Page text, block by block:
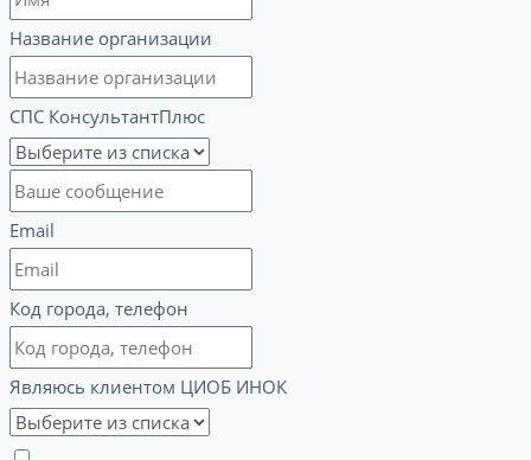
Название организации
СПС КонсультантПлюс
Email
Код города, телефон
Являюсь клиентом ЦИОБ ИНОК